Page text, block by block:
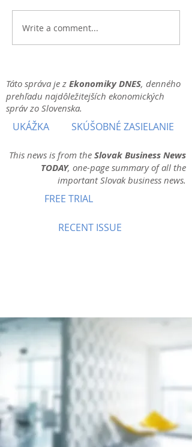
Write a comment...
Táto správa je z Ekonomiky DNES, denného
prehľadu najdôležitejších ekonomických
správ zo Slovenska.
UKÁŽKA SKÚŠOBNÉ ZASIELANIE
This news is from the Slovak Business News
TODAY, one-page summary of all the
important Slovak business news.
FREE TRIAL
RECENT ISSUE